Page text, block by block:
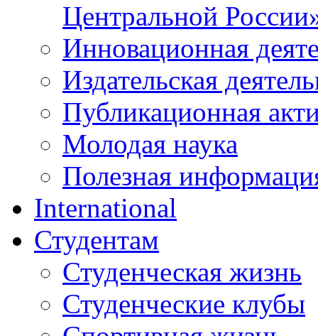
Центральной
Инновационная
Издательская
Публикационная
Молодая наука
Полезная
International
Студентам
Студенческая жизнь
Студенческие клубы